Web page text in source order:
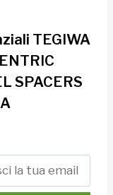
TEGIWA
SPACERS